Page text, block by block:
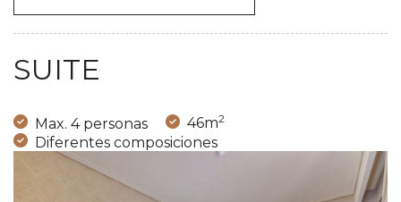
SUITE
Max. 4 personas 46m2
Diferentes composiciones